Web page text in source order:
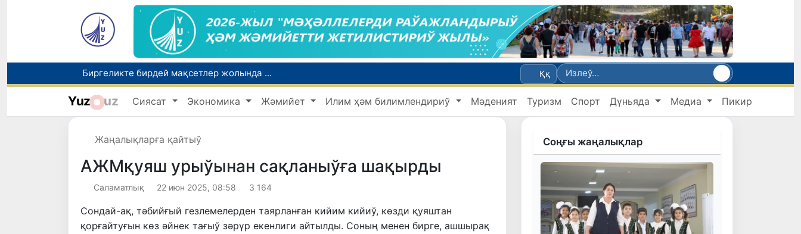
Биргеликте бирдей мақсетлер жолында ...
Наманганда Европа стандартлары тийкарында оқытылатуғын халықаралық кепсерлеў мектеби ашылады
Өзбекстанда турақ жайға ийе болмаған шахсларға ўақтынша баспана, социаллық жәрдем ҳәм жумысқа жайласыў имканияты бериледи
Ққ
Yuz uz Сиясат Экономика Жәмийет Илим ҳәм билимлендириў Мәденият Туризм Спорт Дүньяда Медиа Пикир
Жаңалықларға қайтыў
АЖМқуяш урыўынан сақланыўға шақырды
Саламатлық 22 июн 2025, 08:58 3 164
Сондай-ақ, тәбийғый гезлемелерден таярланған кийим кийиў, көзди қуяштан
қорғайтуғын көз әйнек тағыў зәрүр екенлиги айтылды. Соның менен бирге, ашшырақ
Соңғы жаңалықлар